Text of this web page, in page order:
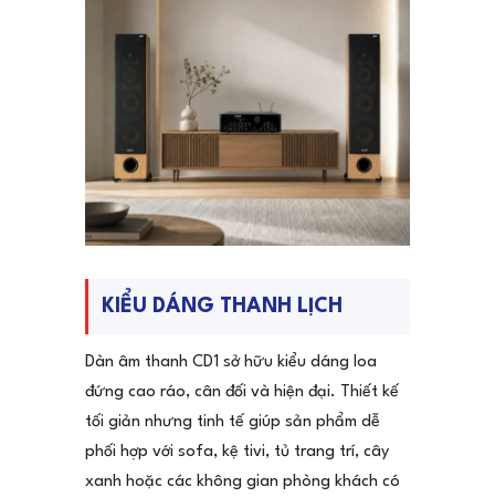
KIỂU DÁNG THANH LỊCH
Dàn âm thanh CD1 sở hữu kiểu dáng loa
đứng cao ráo, cân đối và hiện đại. Thiết kế
tối giản nhưng tinh tế giúp sản phẩm dễ
phối hợp với sofa, kệ tivi, tủ trang trí, cây
xanh hoặc các không gian phòng khách có